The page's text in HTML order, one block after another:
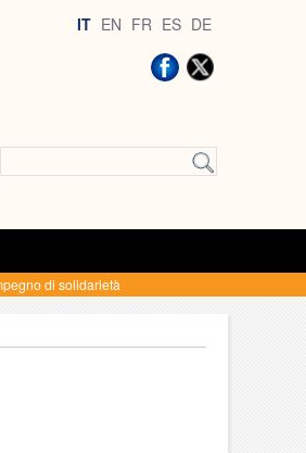
IT EN FR ES DE
di solidarietà